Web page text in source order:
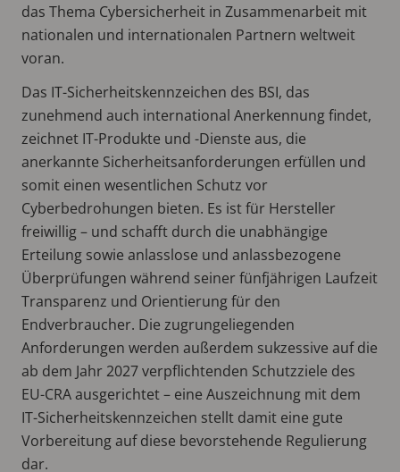
das Thema Cybersicherheit in Zusammenarbeit mit
nationalen und internationalen Partnern weltweit
voran.
Das IT-Sicherheitskennzeichen des BSI, das
zunehmend auch international Anerkennung findet,
zeichnet IT-Produkte und -Dienste aus, die
anerkannte Sicherheitsanforderungen erfüllen und
somit einen wesentlichen Schutz vor
Cyberbedrohungen bieten. Es ist für Hersteller
freiwillig – und schafft durch die unabhängige
Erteilung sowie anlasslose und anlassbezogene
Überprüfungen während seiner fünfjährigen Laufzeit
Transparenz und Orientierung für den
Endverbraucher. Die zugrungeliegenden
Anforderungen werden außerdem sukzessive auf die
ab dem Jahr 2027 verpflichtenden Schutzziele des
EU-CRA ausgerichtet – eine Auszeichnung mit dem
IT-Sicherheitskennzeichen stellt damit eine gute
Vorbereitung auf diese bevorstehende Regulierung
dar.